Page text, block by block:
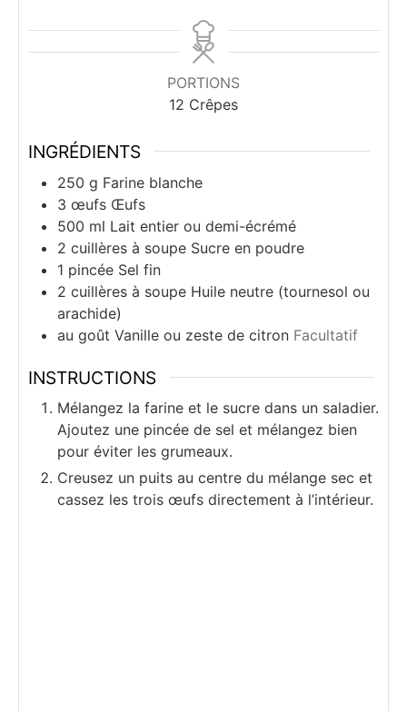
PORTIONS
12 Crêpes
INGRÉDIENTS
250 g Farine blanche
3 œufs Œufs
500 ml Lait entier ou demi-écrémé
2 cuillères à soupe Sucre en poudre
1 pincée Sel fin
2 cuillères à soupe Huile neutre (tournesol ou
arachide)
au goût Vanille ou zeste de citron Facultatif
INSTRUCTIONS
Mélangez la farine et le sucre dans un saladier.
Ajoutez une pincée de sel et mélangez bien
pour éviter les grumeaux.
Creusez un puits au centre du mélange sec et
cassez les trois œufs directement à l’intérieur.